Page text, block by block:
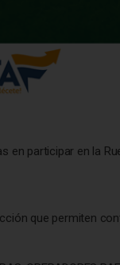
en participar en la
que permiten